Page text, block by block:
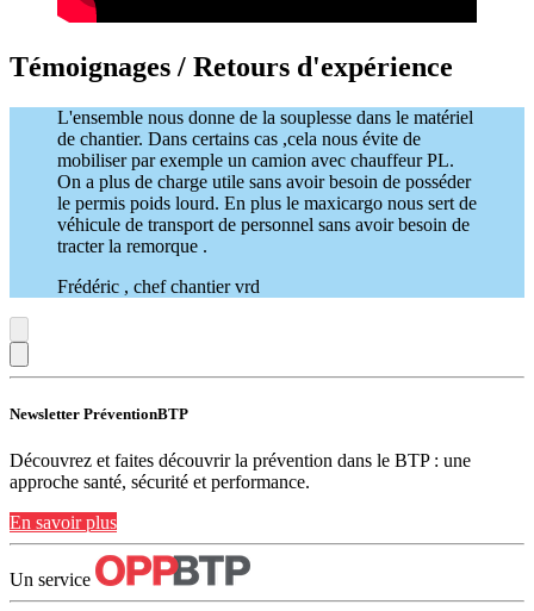
Témoignages / Retours d'expérience
L'ensemble nous donne de la souplesse dans le matériel
de chantier. Dans certains cas ,cela nous évite de
mobiliser par exemple un camion avec chauffeur PL.
On a plus de charge utile sans avoir besoin de posséder
le permis poids lourd. En plus le maxicargo nous sert de
véhicule de transport de personnel sans avoir besoin de
tracter la remorque .
Frédéric , chef chantier vrd
Newsletter PréventionBTP
Découvrez et faites découvrir la prévention dans le BTP : une
approche santé, sécurité et performance.
En savoir plus
Un service